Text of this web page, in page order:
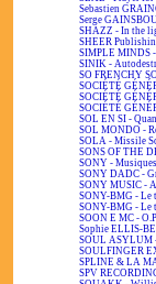
Sebastien
Serge
SHAZZ - In the
SHEER
SIMPLE MINDS -
SINIK -
SO FRENCHY
SOCIÉTÉ
SOCIÉTÉ
SOCIÉTÉ
SOL EN SI -
SOL MONDO -
SOLA - Missile
SONS OF THE
SONY -
SONY DADC -
SONY MUSIC -
SONY-BMG - Le
SONY-BMG - Le
SOON E MC -
Sophie ELLIS-
SOUL ASYLUM
SOULFINGER
SPLINE & LA
SPV